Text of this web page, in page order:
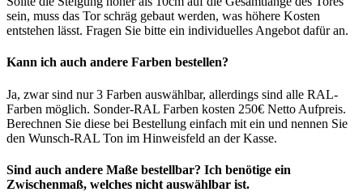
sein, muss das Tor schräg gebaut werden, was höhere Kosten
entstehen lässt. Fragen Sie bitte ein individuelles Angebot dafür an.
Kann ich auch andere Farben bestellen?
Ja, zwar sind nur 3 Farben auswählbar, allerdings sind alle RAL-
Farben möglich. Sonder-RAL Farben kosten 250€ Netto Aufpreis.
Berechnen Sie diese bei Bestellung einfach mit ein und nennen Sie
den Wunsch-RAL Ton im Hinweisfeld an der Kasse.
Sind auch andere Maße bestellbar? Ich benötige ein
Zwischenmaß, welches nicht auswählbar ist.